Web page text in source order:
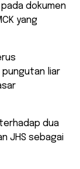
dokumen
yang
liar
dua
JHS sebagai